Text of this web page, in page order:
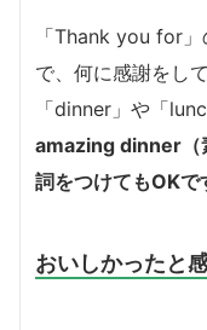
「Thank you for
で、何に感謝をし
「dinner」や「
amazing dinner（
詞をつけてもOKで
おいしかったと